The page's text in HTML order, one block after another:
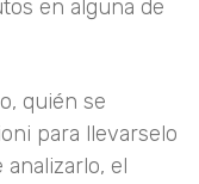
en alguna de
quién se
para llevarselo
el